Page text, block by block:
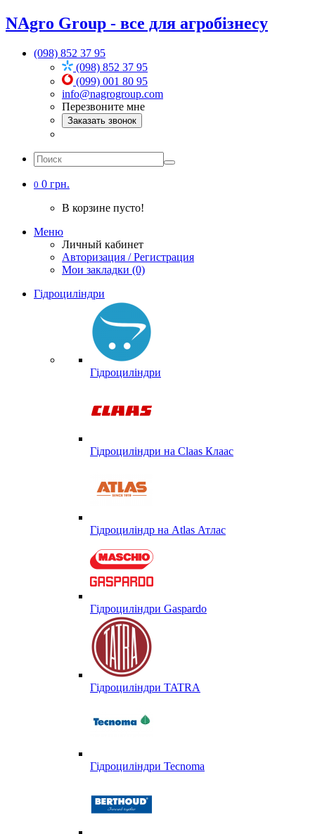
NAgro Group - все для агробізнесу
(098) 852 37 95
(098) 852 37 95
(099) 001 80 95
info@nagrogroup.com
Перезвоните мне
Заказать звонок
0 0 грн.
В корзине пусто!
Меню
Личный кабинет
Авторизация / Регистрация
Мои закладки (0)
Гідроциліндри
Гідроциліндри
Гідроциліндри на Claas Клаас
Гідроциліндр на Atlas Атлас
Гідроциліндри Gaspardo
Гідроциліндри TATRA
Гідроциліндри Tecnoma